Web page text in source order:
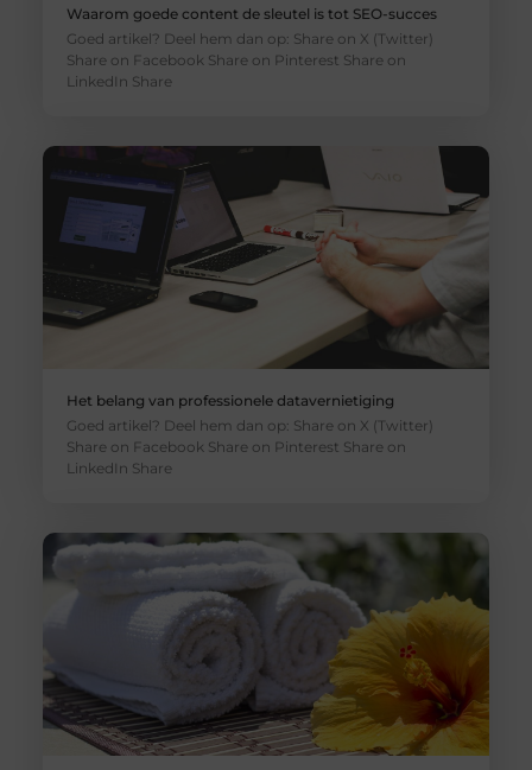
Waarom goede content de sleutel is tot SEO-succes
Goed artikel? Deel hem dan op: Share on X (Twitter)
Share on Facebook Share on Pinterest Share on
LinkedIn Share
Het belang van professionele datavernietiging
Goed artikel? Deel hem dan op: Share on X (Twitter)
Share on Facebook Share on Pinterest Share on
LinkedIn Share